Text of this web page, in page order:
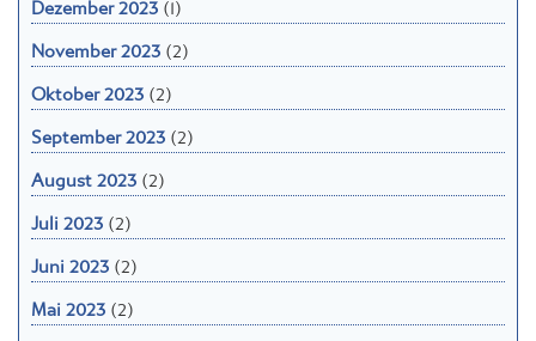
November 2023(2)
Oktober 2023(2)
September 2023(2)
August 2023(2)
Juli 2023(2)
Juni 2023(2)
Mai 2023(2)